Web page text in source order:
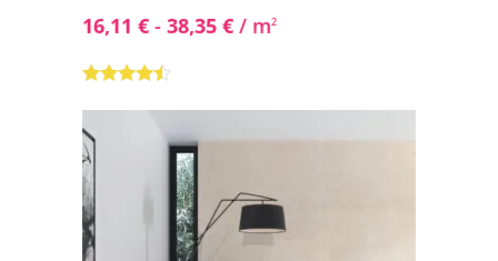
16,11 € - 38,35 € / m2
con4.33
de 5